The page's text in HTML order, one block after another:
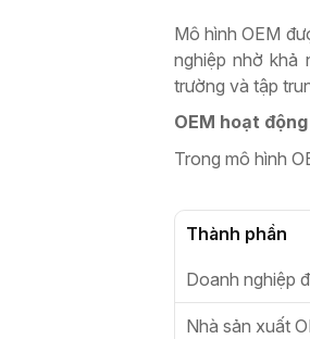
Mô hình OEM
nghiệp nhờ khả
trường và tập
OEM hoạt
Trong mô hình
Thành phần
Doanh nghiệp
Nhà sản xuất